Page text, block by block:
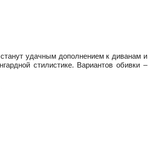
удачным дополнением к диванам и
стилистике. Вариантов обивки –